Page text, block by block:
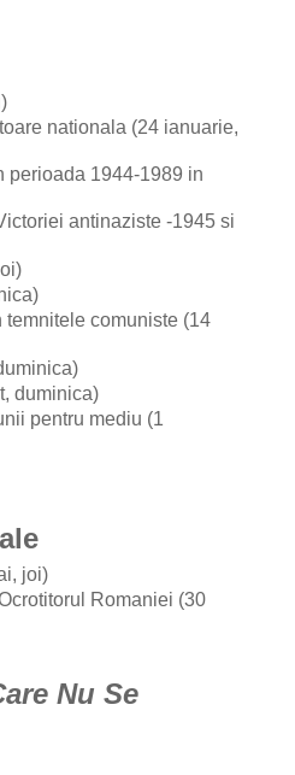
nationala (24 ianuarie,
perioada 1944-1989 in
antinaziste -1945 si
comuniste (14
duminica)
pentru mediu (1
joi)
Romaniei (30
Nu Se